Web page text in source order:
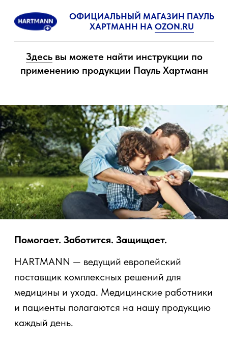
ОФИЦИАЛЬНЫЙ МАГАЗИН ПАУЛЬ
ХАРТМАНН НАOZON.RU
Здесьвы можете найти инструкции по
применению продукции Пауль Хартманн
Помогает. Заботится. Защищает.
HARTMANN — ведущий европейский
поставщик комплексных решений для
медицины и ухода. Медицинские работники
и пациенты полагаются на нашу продукцию